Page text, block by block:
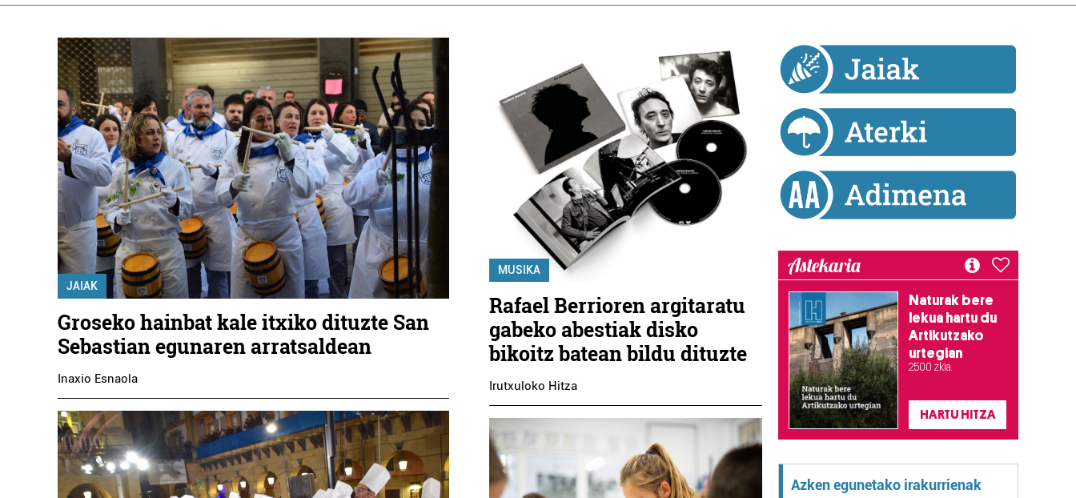
JAIAK
Groseko hainbat kale itxiko dituzte San
Sebastian egunaren arratsaldean
Inaxio Esnaola
MUSIKA
Rafael Berrioren argitaratu
gabeko abestiak disko
bikoitz batean bildu dituzte
Irutxuloko Hitza
Astekaria
Naturak bere
lekua hartu du
Artikutzako
urtegian
2.500 zkia.
HARTU HITZA
Azken egunetako irakurrienak